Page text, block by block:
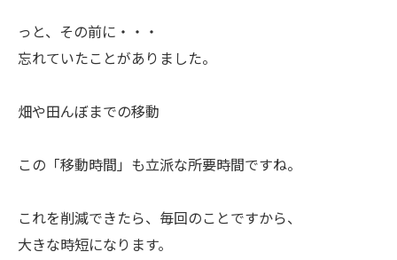
ㅤっと、その前に・・・
忘れていたことがありました。
ㅤ畑や田んぼまでの移動
ㅤこの「移動時間」も立派な所要時間ですね。
ㅤこれを削減できたら、毎回のことですから、
大きな時短になります。